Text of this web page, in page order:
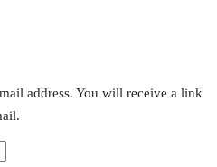
address. You will receive a link